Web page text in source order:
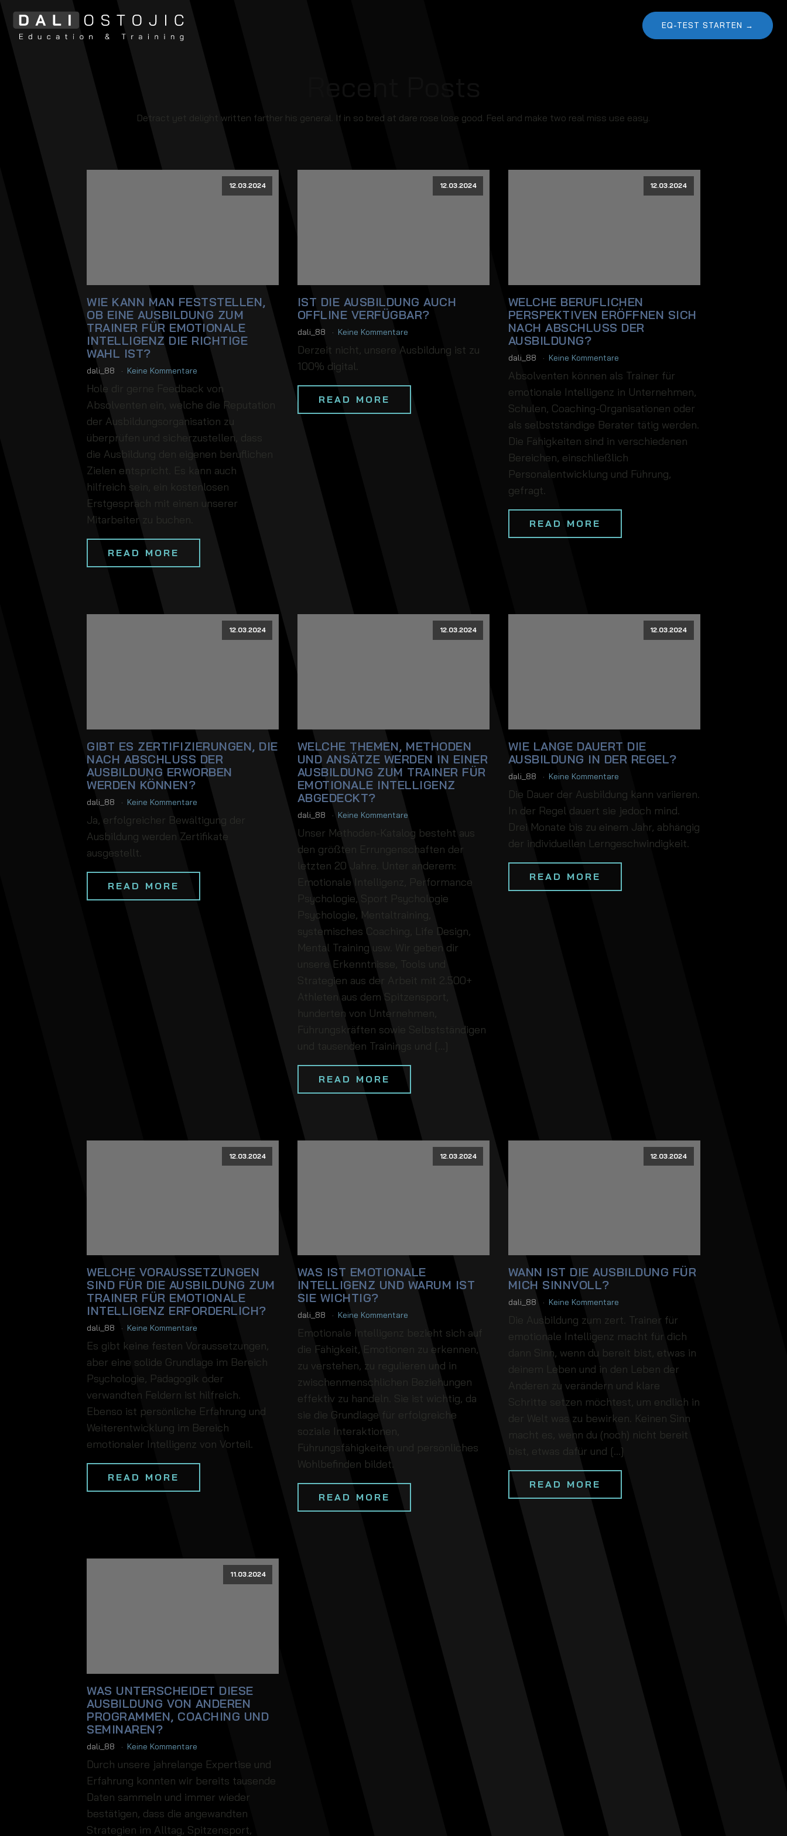
EQ-TEST STARTEN →
Detract yet delight written farther his general. If in so bred at dare rose lose good. Feel and make two real miss use easy.
12.03.2024
WIE KANN MAN FESTSTELLEN,
OB EINE AUSBILDUNG ZUM
TRAINER FÜR EMOTIONALE
INTELLIGENZ DIE RICHTIGE
WAHL IST?
dali_88 Keine Kommentare
Hole dir gerne Feedback von
Absolventen ein, welche die Reputation
der Ausbildungsorganisation zu
überprüfen und sicherzustellen, dass
die Ausbildung den eigenen beruflichen
Zielen entspricht. Es kann auch
hilfreich sein, ein kostenlosen
Erstgespräch mit einen unserer
Mitarbeiter zu buchen.
READ MORE
12.03.2024
IST DIE AUSBILDUNG AUCH
OFFLINE VERFÜGBAR?
dali_88 Keine Kommentare
Derzeit nicht, unsere Ausbildung ist zu
100% digital.
READ MORE
12.03.2024
WELCHE BERUFLICHEN
PERSPEKTIVEN ERÖFFNEN SICH
NACH ABSCHLUSS DER
AUSBILDUNG?
dali_88 Keine Kommentare
Absolventen können als Trainer für
emotionale Intelligenz in Unternehmen,
Schulen, Coaching-Organisationen oder
als selbstständige Berater tätig werden.
Die Fähigkeiten sind in verschiedenen
Bereichen, einschließlich
Personalentwicklung und Führung,
gefragt.
READ MORE
12.03.2024
GIBT ES ZERTIFIZIERUNGEN, DIE
NACH ABSCHLUSS DER
AUSBILDUNG ERWORBEN
WERDEN KÖNNEN?
dali_88 Keine Kommentare
Ja, erfolgreicher Bewältigung der
Ausbildung werden Zertifikate
ausgestellt.
READ MORE
12.03.2024
WELCHE THEMEN, METHODEN
UND ANSÄTZE WERDEN IN EINER
AUSBILDUNG ZUM TRAINER FÜR
EMOTIONALE INTELLIGENZ
ABGEDECKT?
dali_88 Keine Kommentare
Unser Methoden-Katalog besteht aus
den größten Errungenschaften der
letzten 20 Jahre. Unter anderem:
Emotionale Intelligenz, Performance
Psychologie, Sport Psychologie
Psychologie, Mentaltraining,
systemisches Coaching, Life Design,
Mental Training usw. Wir geben dir
unsere Erkenntnisse, Tools und
Strategien aus der Arbeit mit 2.500+
Athleten aus dem Spitzensport,
hunderten von Unternehmen,
Führungskräften sowie Selbstständigen
und tausenden Trainings und […]
READ MORE
12.03.2024
WIE LANGE DAUERT DIE
AUSBILDUNG IN DER REGEL?
dali_88 Keine Kommentare
Die Dauer der Ausbildung kann variieren.
In der Regel dauert sie jedoch mind.
Drei Monate bis zu einem Jahr, abhängig
der individuellen Lerngeschwindigkeit.
READ MORE
12.03.2024
WELCHE VORAUSSETZUNGEN
SIND FÜR DIE AUSBILDUNG ZUM
TRAINER FÜR EMOTIONALE
INTELLIGENZ ERFORDERLICH?
dali_88 Keine Kommentare
Es gibt keine festen Voraussetzungen,
aber eine solide Grundlage im Bereich
Psychologie, Pädagogik oder
verwandten Feldern ist hilfreich.
Ebenso ist persönliche Erfahrung und
Weiterentwicklung im Bereich
emotionaler Intelligenz von Vorteil.
READ MORE
12.03.2024
WAS IST EMOTIONALE
INTELLIGENZ UND WARUM IST
SIE WICHTIG?
dali_88 Keine Kommentare
Emotionale Intelligenz bezieht sich auf
die Fähigkeit, Emotionen zu erkennen,
zu verstehen, zu regulieren und in
zwischenmenschlichen Beziehungen
effektiv zu handeln. Sie ist wichtig, da
sie die Grundlage für erfolgreiche
soziale Interaktionen,
Führungsfähigkeiten und persönliches
Wohlbefinden bildet.
READ MORE
12.03.2024
WANN IST DIE AUSBILDUNG FÜR
MICH SINNVOLL?
dali_88 Keine Kommentare
Die Ausbildung zum zert. Trainer für
emotionale Intelligenz macht für dich
dann Sinn, wenn du bereit bist, etwas in
deinem Leben und in den Leben der
Anderen zu verändern und klare
Schritte setzen möchtest, um endlich in
der Welt was zu bewirken. Keinen Sinn
macht es, wenn du (noch) nicht bereit
bist, etwas dafür und […]
READ MORE
11.03.2024
WAS UNTERSCHEIDET DIESE
AUSBILDUNG VON ANDEREN
PROGRAMMEN, COACHING UND
SEMINAREN?
dali_88 Keine Kommentare
Durch unsere jahrelange Expertise und
Erfahrung konnten wir bereits tausende
Daten sammeln und immer wieder
bestätigen, dass die angewandten
Strategien im Alltag, Spitzensport,